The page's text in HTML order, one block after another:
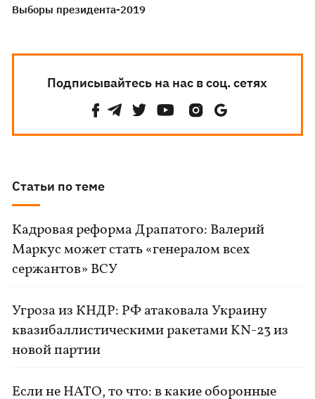
Выборы президента-2019
Подписывайтесь на нас в соц. сетях
Статьи по теме
Кадровая реформа Драпатого: Валерий
Маркус может стать «генералом всех
сержантов» ВСУ
Угроза из КНДР: РФ атаковала Украину
квазибаллистическими ракетами KN-23 из
новой партии
Если не НАТО, то что: в какие оборонные